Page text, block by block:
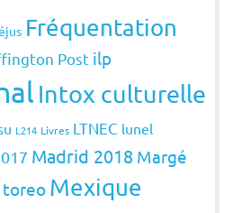
Fréquentation
Post ilp
Intox culturelle
L214 Livres LTNEC lunel
Madrid 2018 Margé
toreo Mexique